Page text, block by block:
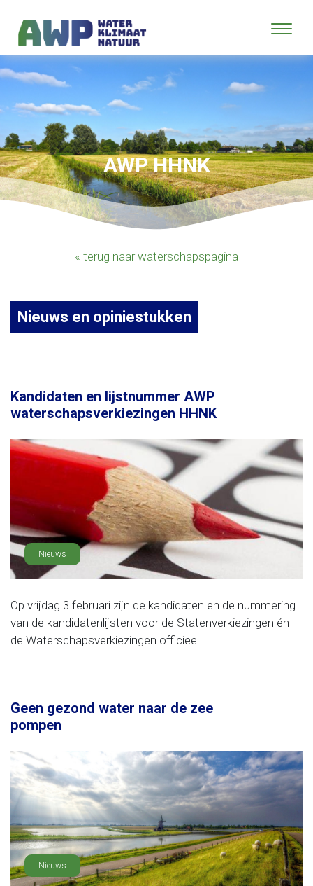
AWP HHNK
« terug naar waterschapspagina
Nieuws en opiniestukken
Kandidaten en lijstnummer AWP
waterschapsverkiezingen HHNK
Nieuws
Op vrijdag 3 februari zijn de kandidaten en de nummering
van de kandidatenlijsten voor de Statenverkiezingen én
de Waterschapsverkiezingen officieel ......
Geen gezond water naar de zee
pompen
Nieuws